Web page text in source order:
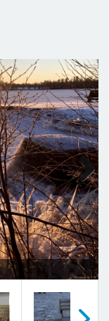
Next